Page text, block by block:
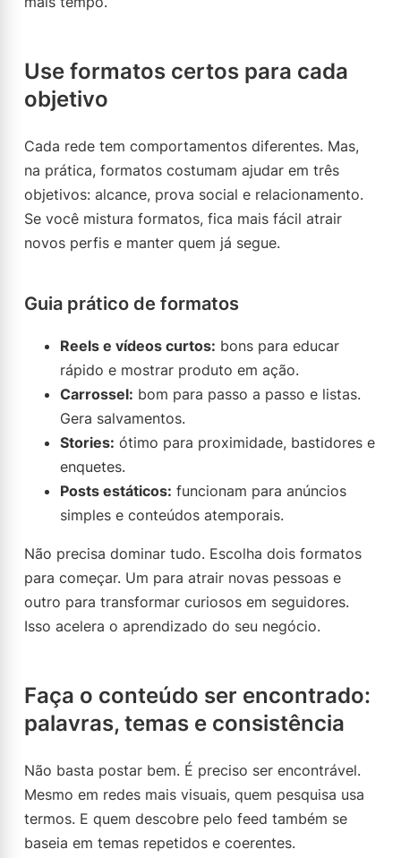
Use formatos certos para cada
objetivo
Cada rede tem comportamentos diferentes. Mas,
na prática, formatos costumam ajudar em três
objetivos: alcance, prova social e relacionamento.
Se você mistura formatos, fica mais fácil atrair
novos perfis e manter quem já segue.
Guia prático de formatos
Reels e vídeos curtos: bons para educar
rápido e mostrar produto em ação.
Carrossel: bom para passo a passo e listas.
Gera salvamentos.
Stories: ótimo para proximidade, bastidores e
enquetes.
Posts estáticos: funcionam para anúncios
simples e conteúdos atemporais.
Não precisa dominar tudo. Escolha dois formatos
para começar. Um para atrair novas pessoas e
outro para transformar curiosos em seguidores.
Isso acelera o aprendizado do seu negócio.
Faça o conteúdo ser encontrado:
palavras, temas e consistência
Não basta postar bem. É preciso ser encontrável.
Mesmo em redes mais visuais, quem pesquisa usa
termos. E quem descobre pelo feed também se
baseia em temas repetidos e coerentes.